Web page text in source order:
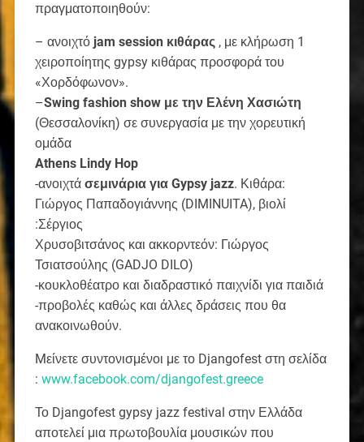
πραγματοποιηθούν:
– ανοιχτό jam session κιθάρας, με κλήρωση 1
χειροποίητης gypsy κιθάρας προσφορά του
«Χορδόφωνον».
–Swing fashion show με την Ελένη Χασιώτη
(Θεσσαλονίκη) σε συνεργασία με την χορευτική
ομάδα
Athens Lindy Hop
-ανοιχτά σεμινάρια για Gypsy jazz. Κιθάρα:
Γιώργος Παπαδογιάννης (DIMINUITA), βιολί
:Σέργιος
Χρυσοβιτσάνος και ακκορντεόν: Γιώργος
Τσιατσούλης (GADJO DILO)
-κουκλοθέατρο και διαδραστικό παιχνίδι για παιδιά
-προβολές καθώς και άλλες δράσεις που θα
ανακοινωθούν.
Mείνετε συντονισμένοι με το Djangofest στη σελίδα
: www.facebook.com/djangofest.greece
Το Djangofest gypsy jazz festival στην Ελλάδα
αποτελεί μια πρωτοβουλία μουσικών που